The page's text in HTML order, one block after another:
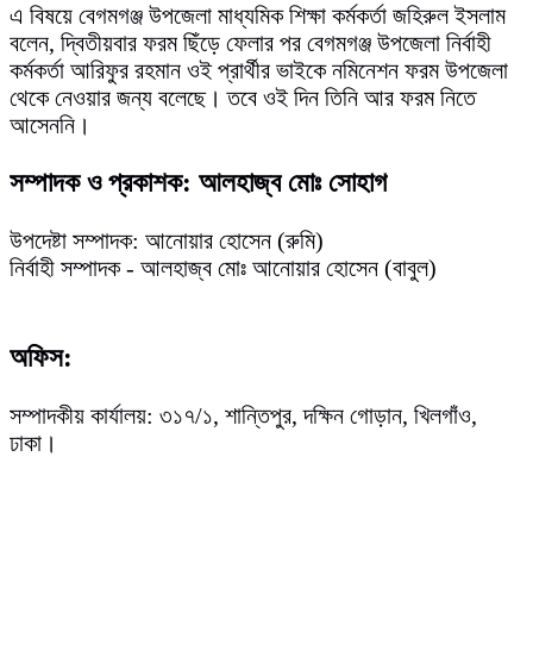
এ বিষয়ে বেগমগঞ্জ উপজেলা মাধ্যমিক শিক্ষা কর্মকর্তা জহিরুল ইসলাম
বলেন, দ্বিতীয়বার ফরম ছিঁড়ে ফেলার পর বেগমগঞ্জ উপজেলা নির্বাহী
কর্মকর্তা আরিফুর রহমান ওই প্রার্থীর ভাইকে নমিনেশন ফরম উপজেলা
থেকে নেওয়ার জন্য বলেছে। তবে ওই দিন তিনি আর ফরম নিতে
আসেননি।
সম্পাদক ও প্রকাশক: আলহাজ্ব মোঃ সোহাগ
উপদেষ্টা সম্পাদক: আনোয়ার হোসেন (রুমি)
নির্বাহী সম্পাদক - আলহাজ্ব মোঃ আনোয়ার হোসেন (বাবুল)
অফিস:
সম্পাদকীয় কার্যালয়: ৩১৭/১, শান্তিপুর, দক্ষিন গোড়ান, খিলগাঁও,
ঢাকা।